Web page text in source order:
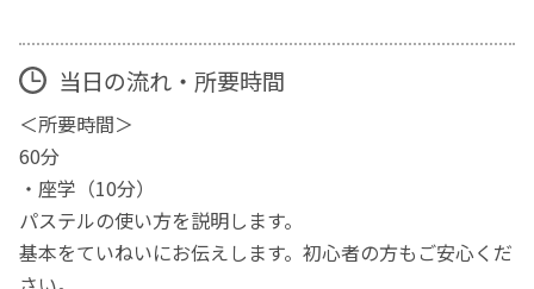
当日の流れ・所要時間
＜所要時間＞
60分
・座学（10分）
パステルの使い方を説明します。
基本をていねいにお伝えします。初心者の方もご安心くだ